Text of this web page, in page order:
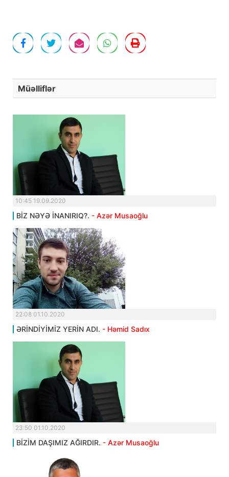
Müəlliflər
10:45 19.09.2020
BİZ NƏYƏ İNANIRIQ?. - Azər Musaoğlu
22:08 01.10.2020
ƏRİNDİYİMİZ YERİN ADI. - Həmid Sadıx
23:50 01.10.2020
BİZİM DAŞIMIZ AĞIRDIR. - Azər Musaoğlu